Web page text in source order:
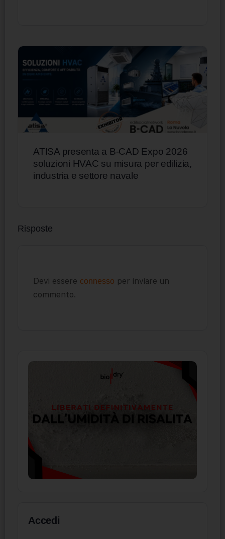
ATISA presenta a B-CAD Expo 2026
soluzioni HVAC su misura per edilizia,
industria e settore navale
Risposte
Devi essere connesso per inviare un
commento.
Accedi